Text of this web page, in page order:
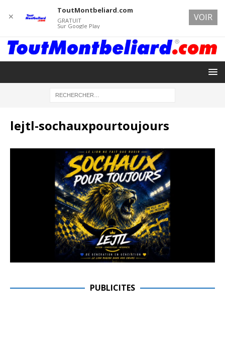
lejtl-sochauxpourtoujours
PUBLICITES
✕
ToutMontbeliard.com
GRATUIT
Sur Google Play
VOIR